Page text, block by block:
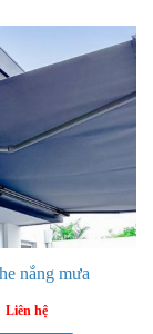
nắng mưa
Liên hệ